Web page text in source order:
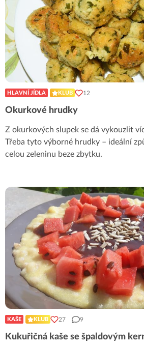
HLAVNÍ JÍDLA KLUB 12
Okurkové hrudky
Z okurkových slupek se dá vykouzlit
Třeba tyto výborné hrudky – ideální
celou zeleninu beze zbytku.
KAŠE KLUB 27 9
Kukuřičná kaše se špaldovým